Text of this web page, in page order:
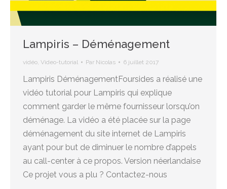
Lampiris – Déménagement
vidéo, Video-tutorial Par Nicolas 6 juillet 2017
Lampiris DéménagementFoursides a réalisé une
vidéo tutorial pour Lampiris qui explique
comment garder le même fournisseur lorsqu’on
déménage. La vidéo a été placée sur la page
déménagement du site internet de Lampiris
ayant pour but de diminuer le nombre d’appels
au call-center à ce propos. Version néerlandaise
Ce projet vous a plu ? Contactez-nous